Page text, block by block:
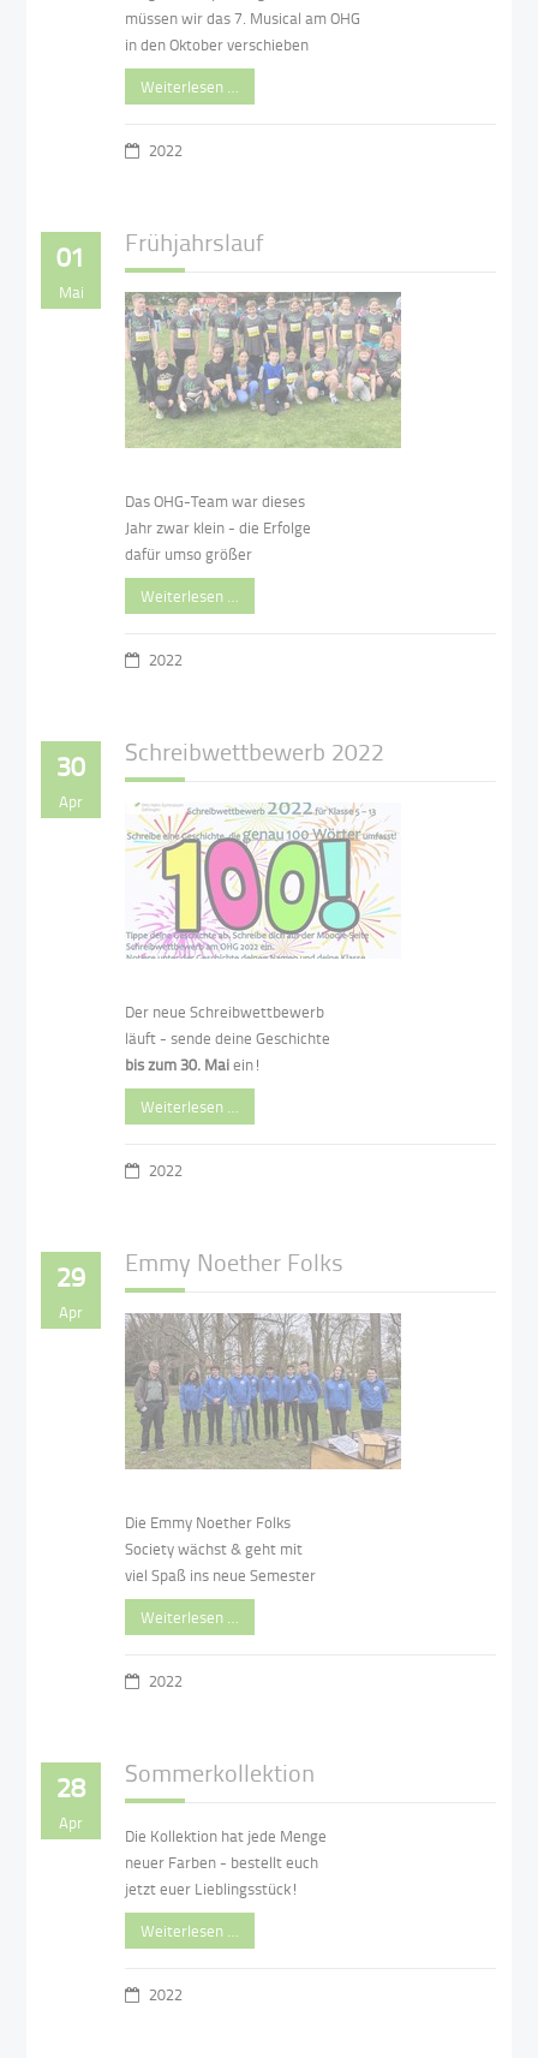
müssen wir das 7. Musical am OHG
in den Oktober verschieben
Weiterlesen …
2022
01
Mai
Frühjahrslauf
Das OHG-Team war dieses
Jahr zwar klein - die Erfolge
dafür umso größer
Weiterlesen …
2022
30
Apr
Schreibwettbewerb 2022
Der neue Schreibwettbewerb
läuft - sende deine Geschichte
bis zum 30. Maiein!
Weiterlesen …
2022
29
Apr
Emmy Noether Folks
Die Emmy Noether Folks
Society wächst & geht mit
viel Spaß ins neue Semester
Weiterlesen …
2022
28
Apr
Sommerkollektion
Die Kollektion hat jede Menge
neuer Farben - bestellt euch
jetzt euer Lieblingsstück!
Weiterlesen …
2022